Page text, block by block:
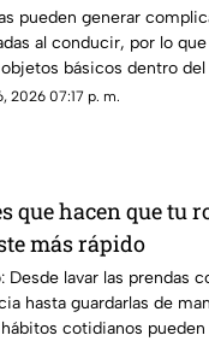
pueden generar
al conducir, por lo
básicos dentro del
emergencias y mejorar la
2026 07:17 p. m.
que hacen que tu
más rápido
Desde lavar las prendas
hasta guardarlas de
cotidianos